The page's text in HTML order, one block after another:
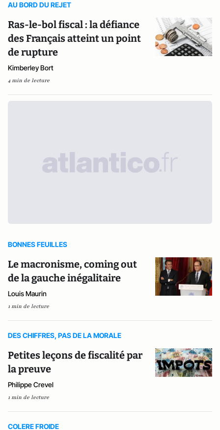
AU BORD DU REJET
Ras-le-bol fiscal : la défiance
des Français atteint un point
de rupture
Kimberley Bort
4 min de lecture
BONNES FEUILLES
Le macronisme, coming out
de la gauche inégalitaire
Louis Maurin
1 min de lecture
DES CHIFFRES, PAS DE LA MORALE
Petites leçons de fiscalité par
la preuve
Philippe Crevel
1 min de lecture
COLERE FROIDE